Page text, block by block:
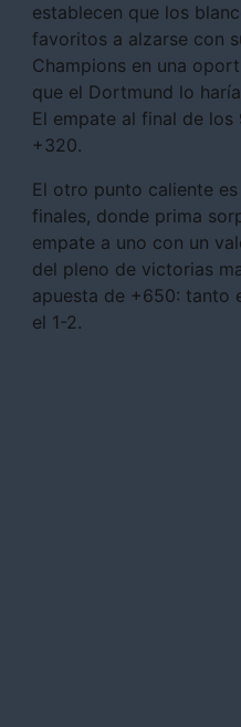
establecen que los
favoritos a alzarse con
Champions en una
que el Dortmund lo
El empate al final de
+320.
El otro punto caliente
finales, donde prima
empate a uno con un
del pleno de victorias
apuesta de +650: tanto
el 1-2.